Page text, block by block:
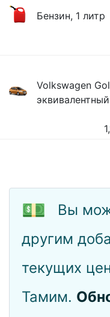
Бензин, 1 литр
Volkswagen
💵
Вы
другим
текущих
Тамим.